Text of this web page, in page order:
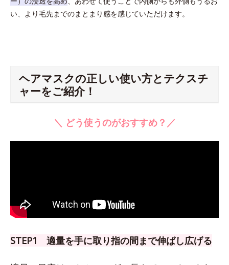
い、より毛先までのまとまり感を感じていただけます。
ヘアマスクの正しい使い方とテクスチ
ャーをご紹介！
＼ どう使うのがおすすめ？／
STEP1 適量を手に取り指の間まで伸ばし広げる